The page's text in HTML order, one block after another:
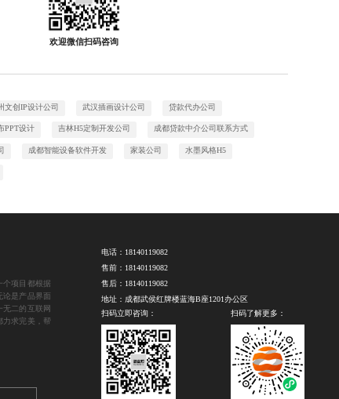
欢迎微信扫码咨询
文创IP设计公司 武汉插画设计公司 贷款代办公司
PPT设计 吉林H5定制开发公司 成都贷款中介公司联系方式
成都智能设备软件开发 家装公司 水墨风格H5
个项目都根据
论是产品界面
无二的互联网
力求完美，帮
电话： 18140119082
售前： 18140119082
售后： 18140119082
地址：成都武侯红牌楼蓝海B座1201办公区
扫码立即咨询：
扫码了解更多：